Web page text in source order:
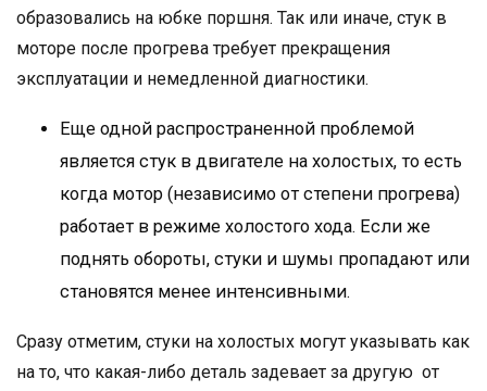
образовались на юбке поршня. Так или иначе, стук в
моторе после прогрева требует прекращения
эксплуатации и немедленной диагностики.
Еще одной распространенной проблемой
является стук в двигателе на холостых, то есть
когда мотор (независимо от степени прогрева)
работает в режиме холостого хода. Если же
поднять обороты, стуки и шумы пропадают или
становятся менее интенсивными.
Сразу отметим, стуки на холостых могут указывать как
на то, что какая-либо деталь задевает за другую от